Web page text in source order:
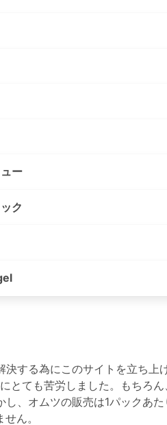
ー
ク
する為にこのサイトを立ち上
とても苦労しました。もちろ
、オムツの販売は1パックあ
ん。